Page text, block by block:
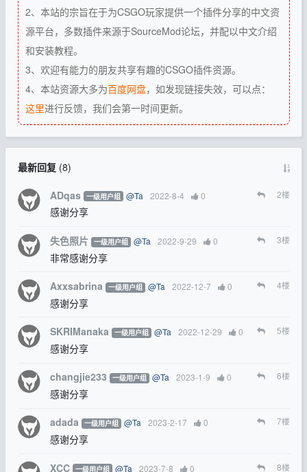
2、本站的宗旨在于为CSGO玩家提供一个插件分享的中文资
源平台，多数插件来源于SourceMod论坛，并配以中文介绍
和安装教程。
3、欢迎有能力的朋友共享有趣的CSGO插件资源。
4、本站资源大多为百度网盘，如发现链接失效，可以点：
这里进行反馈，我们会第一时间更新。
最新回复(8)
ADqas 一级用户组 @Ta 2022-8-4 0 2楼
感谢分享
失色照片 一级用户组 @Ta 2022-9-29 0 3楼
非常感谢分享
Axxsabrina 一级用户组 @Ta 2022-12-7 0 4楼
感谢分享
SKRIManaka 一级用户组 @Ta 2022-12-29 0 5楼
感谢分享
changjie233 一级用户组 @Ta 2023-1-9 0 6楼
感谢分享
adada 一级用户组 @Ta 2023-2-17 0 7楼
感谢分享
XCC 一级用户组 @Ta 2023-7-8 0 8楼